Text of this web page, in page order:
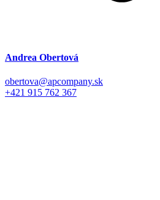
Andrea Obertová
obertova@apcompany.sk
+421 915 762 367